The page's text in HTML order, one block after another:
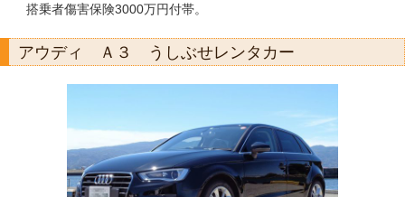
搭乗者傷害保険3000万円付帯。
アウディ Ａ３ うしぶせレンタカー